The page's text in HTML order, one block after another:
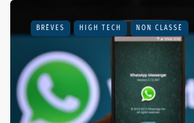
BRÈVES HIGH TECH NON CLASSÉ